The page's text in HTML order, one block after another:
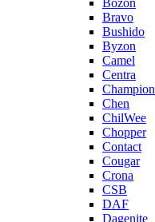
Bozon
Bravo
Bushido
Byzon
Camel
Centra
Champion
Chen
ChilWee
Chopper
Contact
Cougar
Crona
CSB
DAF
Dagenite